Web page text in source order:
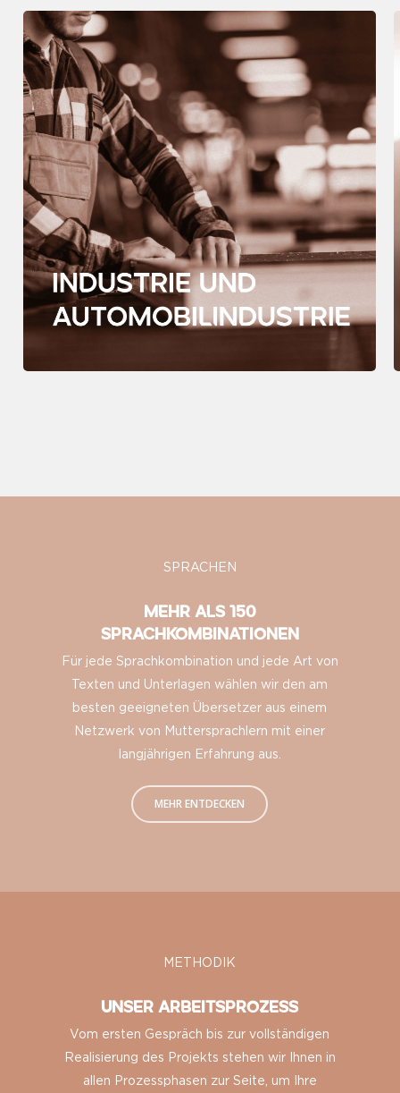
SPRACHEN
MEHR ALS 150
SPRACHKOMBINATIONEN
Für jede Sprachkombination und jede Art von
Texten und Unterlagen wählen wir den am
besten geeigneten Übersetzer aus einem
Netzwerk von Muttersprachlern mit einer
langjährigen Erfahrung aus.
MEHR ENTDECKEN
METHODIK
UNSER ARBEITSPROZESS
Vom ersten Gespräch bis zur vollständigen
Realisierung des Projekts stehen wir Ihnen in
allen Prozessphasen zur Seite, um Ihre